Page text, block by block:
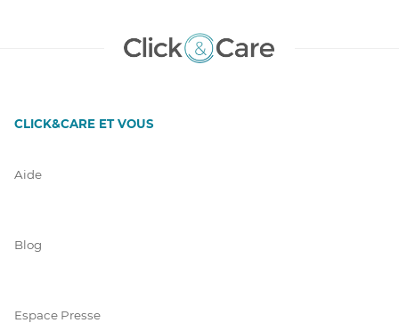
CLICK&CARE ET VOUS
Aide
Blog
Espace Presse